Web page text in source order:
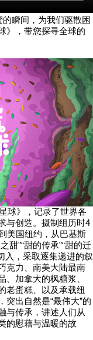
瞬间，为我们驱散困
》，带您探寻全球的
球》，记录了世界各
与创造。摄制组历时4
美国纽约，从巴基斯
甜”“甜的传承”“甜的迁
入，采取逐集递进的叙
克力、南美大陆最南
加拿大的枫糖浆、
老蛋糕、以及承载纽
出自然是“最伟大”的
与传承，讲述人们从
的慰藉与温暖的故